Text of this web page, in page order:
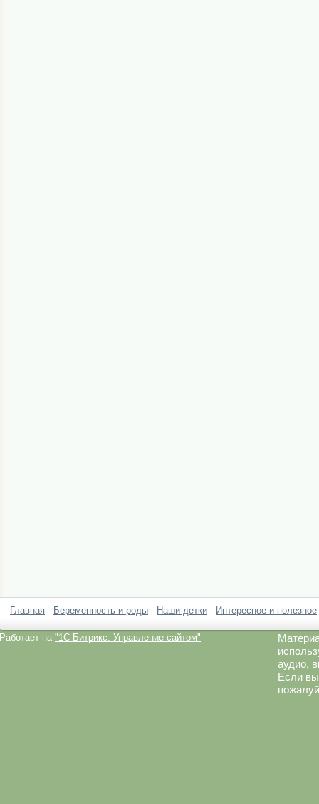
Главная Беременность и роды Наши детки Интересное и полезное
Работает на "1C-Битрикс: Управление сайтом"
аудио,
Если вы